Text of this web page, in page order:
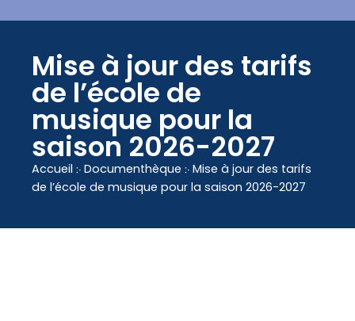
principal
Mise à jour des tarifs
de l’école de
musique pour la
saison 2026-2027
Accueil ჻ Documenthèque ჻ Mise à jour des tarifs
de l’école de musique pour la saison 2026-2027